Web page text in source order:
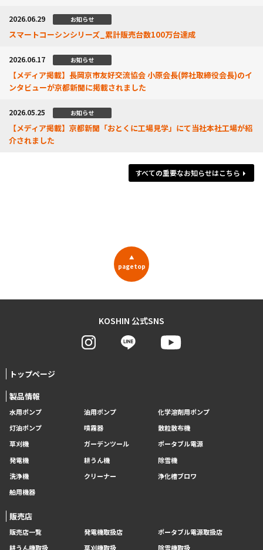
2026.06.29 お知らせ
スマートコーシンシリーズ_累計販売台数100万台達成
2026.06.17 お知らせ
【メディア掲載】長岡京市友好交流協会 小原会長(弊社取締役会長)のイ
ンタビューが京都新聞に掲載されました
2026.05.25 お知らせ
【メディア掲載】京都新聞「おとくに工場見学」にて当社本社工場が紹
介されました
すべての重要なお知らせはこちら
▲
pagetop
KOSHIN 公式SNS
トップページ
製品情報
水用ポンプ 油用ポンプ
化学溶剤用ポンプ
灯油ポンプ
噴霧器
散粒散布機
草刈機
ガーデンツール
ポータブル電源
発電機
耕うん機
除雪機
洗浄機
クリーナー
浄化槽ブロワ
舶用機器
販売店
販売店一覧 発電機取扱店
ポータブル電源取扱店
耕うん機取扱
草刈機取扱
除雪機取扱